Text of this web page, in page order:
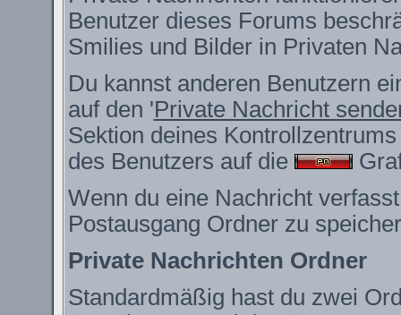
Benutzer dieses Forums
Smilies und Bilder in Privaten
Du kannst anderen Benutzern
auf den 'Private Nachricht
Sektion deines
des Benutzers auf die
Wenn du eine Nachricht
Postausgang Ordner zu
Private Nachrichten Ordner
Standardmäßig hast du zwei